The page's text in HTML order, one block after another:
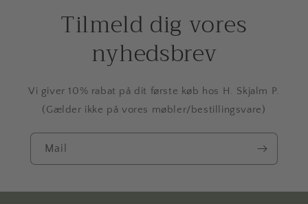
Tilmeld dig vores
nyhedsbrev
Vi giver 10% rabat på dit første køb hos H. Skjalm P.
(Gælder ikke på vores møbler/bestillingsvare)
Mail